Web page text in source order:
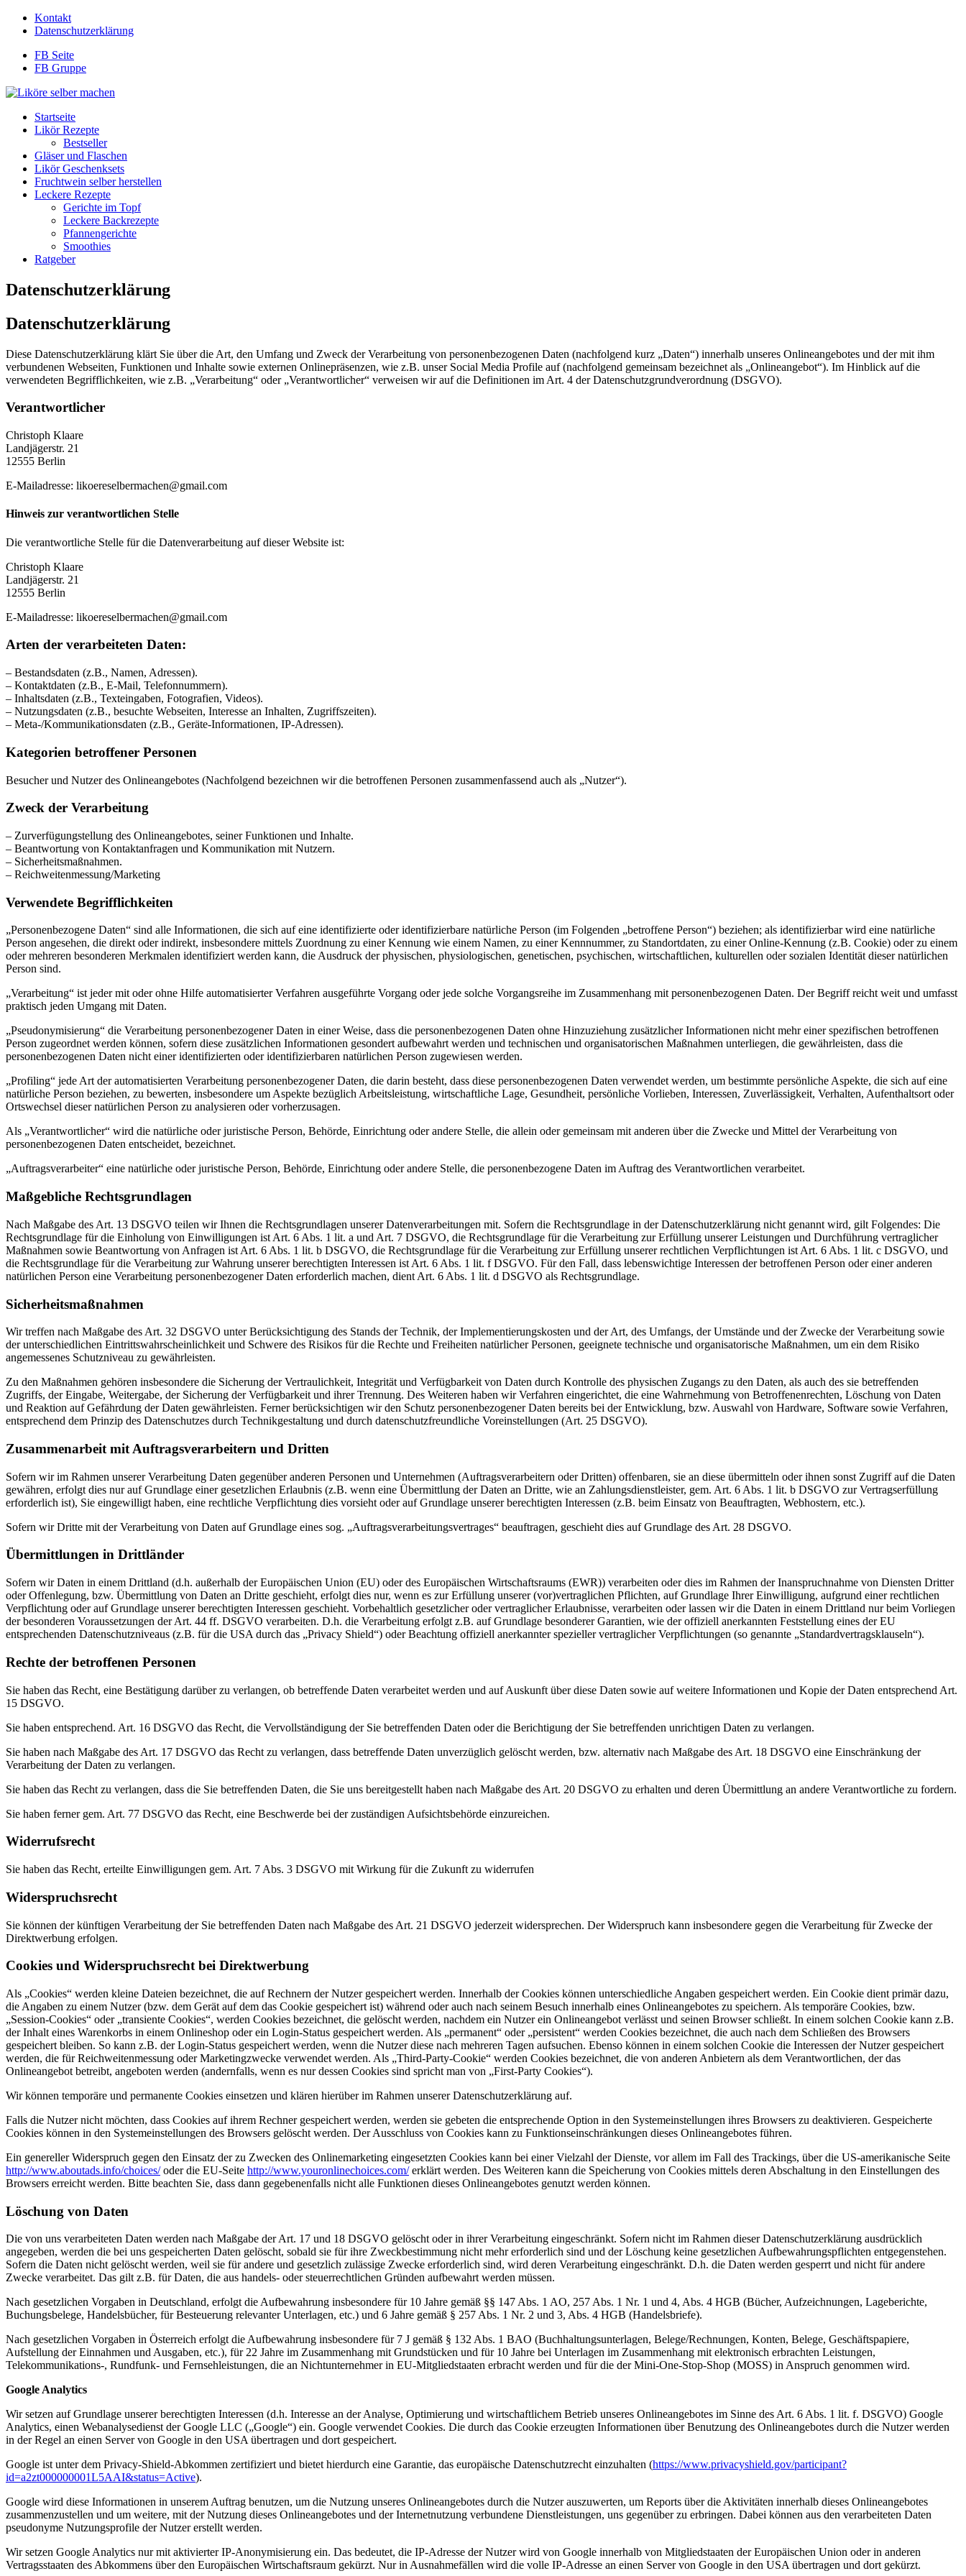
Kontakt
Datenschutzerklärung
FB Seite
FB Gruppe
Startseite
Likör Rezepte
Bestseller
Gläser und Flaschen
Likör Geschenksets
Fruchtwein selber herstellen
Leckere Rezepte
Gerichte im Topf
Leckere Backrezepte
Pfannengerichte
Smoothies
Ratgeber
Datenschutzerklärung
Datenschutzerklärung
Diese Datenschutzerklärung klärt Sie über die Art, den Umfang und Zweck der Verarbeitung von personenbezogenen Daten (nachfolgend kurz „Daten“) innerhalb unseres Onlineangebotes und der mit ihm
verbundenen Webseiten, Funktionen und Inhalte sowie externen Onlinepräsenzen, wie z.B. unser Social Media Profile auf (nachfolgend gemeinsam bezeichnet als „Onlineangebot“). Im Hinblick auf die
verwendeten Begrifflichkeiten, wie z.B. „Verarbeitung“ oder „Verantwortlicher“ verweisen wir auf die Definitionen im Art. 4 der Datenschutzgrundverordnung (DSGVO).
Verantwortlicher
Christoph Klaare
Landjägerstr. 21
12555 Berlin
E-Mailadresse: likoereselbermachen@gmail.com
Hinweis zur verantwortlichen Stelle
Die verantwortliche Stelle für die Datenverarbeitung auf dieser Website ist:
Christoph Klaare
Landjägerstr. 21
12555 Berlin
E-Mailadresse: likoereselbermachen@gmail.com
Arten der verarbeiteten Daten:
– Bestandsdaten (z.B., Namen, Adressen).
– Kontaktdaten (z.B., E-Mail, Telefonnummern).
– Inhaltsdaten (z.B., Texteingaben, Fotografien, Videos).
– Nutzungsdaten (z.B., besuchte Webseiten, Interesse an Inhalten, Zugriffszeiten).
– Meta-/Kommunikationsdaten (z.B., Geräte-Informationen, IP-Adressen).
Kategorien betroffener Personen
Besucher und Nutzer des Onlineangebotes (Nachfolgend bezeichnen wir die betroffenen Personen zusammenfassend auch als „Nutzer“).
Zweck der Verarbeitung
– Zurverfügungstellung des Onlineangebotes, seiner Funktionen und Inhalte.
– Beantwortung von Kontaktanfragen und Kommunikation mit Nutzern.
– Sicherheitsmaßnahmen.
– Reichweitenmessung/Marketing
Verwendete Begrifflichkeiten
„Personenbezogene Daten“ sind alle Informationen, die sich auf eine identifizierte oder identifizierbare natürliche Person (im Folgenden „betroffene Person“) beziehen; als identifizierbar wird eine natürliche
Person angesehen, die direkt oder indirekt, insbesondere mittels Zuordnung zu einer Kennung wie einem Namen, zu einer Kennnummer, zu Standortdaten, zu einer Online-Kennung (z.B. Cookie) oder zu einem
oder mehreren besonderen Merkmalen identifiziert werden kann, die Ausdruck der physischen, physiologischen, genetischen, psychischen, wirtschaftlichen, kulturellen oder sozialen Identität dieser natürlichen
Person sind.
„Verarbeitung“ ist jeder mit oder ohne Hilfe automatisierter Verfahren ausgeführte Vorgang oder jede solche Vorgangsreihe im Zusammenhang mit personenbezogenen Daten. Der Begriff reicht weit und umfasst
praktisch jeden Umgang mit Daten.
„Pseudonymisierung“ die Verarbeitung personenbezogener Daten in einer Weise, dass die personenbezogenen Daten ohne Hinzuziehung zusätzlicher Informationen nicht mehr einer spezifischen betroffenen
Person zugeordnet werden können, sofern diese zusätzlichen Informationen gesondert aufbewahrt werden und technischen und organisatorischen Maßnahmen unterliegen, die gewährleisten, dass die
personenbezogenen Daten nicht einer identifizierten oder identifizierbaren natürlichen Person zugewiesen werden.
„Profiling“ jede Art der automatisierten Verarbeitung personenbezogener Daten, die darin besteht, dass diese personenbezogenen Daten verwendet werden, um bestimmte persönliche Aspekte, die sich auf eine
natürliche Person beziehen, zu bewerten, insbesondere um Aspekte bezüglich Arbeitsleistung, wirtschaftliche Lage, Gesundheit, persönliche Vorlieben, Interessen, Zuverlässigkeit, Verhalten, Aufenthaltsort oder
Ortswechsel dieser natürlichen Person zu analysieren oder vorherzusagen.
Als „Verantwortlicher“ wird die natürliche oder juristische Person, Behörde, Einrichtung oder andere Stelle, die allein oder gemeinsam mit anderen über die Zwecke und Mittel der Verarbeitung von
personenbezogenen Daten entscheidet, bezeichnet.
„Auftragsverarbeiter“ eine natürliche oder juristische Person, Behörde, Einrichtung oder andere Stelle, die personenbezogene Daten im Auftrag des Verantwortlichen verarbeitet.
Maßgebliche Rechtsgrundlagen
Nach Maßgabe des Art. 13 DSGVO teilen wir Ihnen die Rechtsgrundlagen unserer Datenverarbeitungen mit. Sofern die Rechtsgrundlage in der Datenschutzerklärung nicht genannt wird, gilt Folgendes: Die
Rechtsgrundlage für die Einholung von Einwilligungen ist Art. 6 Abs. 1 lit. a und Art. 7 DSGVO, die Rechtsgrundlage für die Verarbeitung zur Erfüllung unserer Leistungen und Durchführung vertraglicher
Maßnahmen sowie Beantwortung von Anfragen ist Art. 6 Abs. 1 lit. b DSGVO, die Rechtsgrundlage für die Verarbeitung zur Erfüllung unserer rechtlichen Verpflichtungen ist Art. 6 Abs. 1 lit. c DSGVO, und
die Rechtsgrundlage für die Verarbeitung zur Wahrung unserer berechtigten Interessen ist Art. 6 Abs. 1 lit. f DSGVO. Für den Fall, dass lebenswichtige Interessen der betroffenen Person oder einer anderen
natürlichen Person eine Verarbeitung personenbezogener Daten erforderlich machen, dient Art. 6 Abs. 1 lit. d DSGVO als Rechtsgrundlage.
Sicherheitsmaßnahmen
Wir treffen nach Maßgabe des Art. 32 DSGVO unter Berücksichtigung des Stands der Technik, der Implementierungskosten und der Art, des Umfangs, der Umstände und der Zwecke der Verarbeitung sowie
der unterschiedlichen Eintrittswahrscheinlichkeit und Schwere des Risikos für die Rechte und Freiheiten natürlicher Personen, geeignete technische und organisatorische Maßnahmen, um ein dem Risiko
angemessenes Schutzniveau zu gewährleisten.
Zu den Maßnahmen gehören insbesondere die Sicherung der Vertraulichkeit, Integrität und Verfügbarkeit von Daten durch Kontrolle des physischen Zugangs zu den Daten, als auch des sie betreffenden
Zugriffs, der Eingabe, Weitergabe, der Sicherung der Verfügbarkeit und ihrer Trennung. Des Weiteren haben wir Verfahren eingerichtet, die eine Wahrnehmung von Betroffenenrechten, Löschung von Daten
und Reaktion auf Gefährdung der Daten gewährleisten. Ferner berücksichtigen wir den Schutz personenbezogener Daten bereits bei der Entwicklung, bzw. Auswahl von Hardware, Software sowie Verfahren,
entsprechend dem Prinzip des Datenschutzes durch Technikgestaltung und durch datenschutzfreundliche Voreinstellungen (Art. 25 DSGVO).
Zusammenarbeit mit Auftragsverarbeitern und Dritten
Sofern wir im Rahmen unserer Verarbeitung Daten gegenüber anderen Personen und Unternehmen (Auftragsverarbeitern oder Dritten) offenbaren, sie an diese übermitteln oder ihnen sonst Zugriff auf die Daten
gewähren, erfolgt dies nur auf Grundlage einer gesetzlichen Erlaubnis (z.B. wenn eine Übermittlung der Daten an Dritte, wie an Zahlungsdienstleister, gem. Art. 6 Abs. 1 lit. b DSGVO zur Vertragserfüllung
erforderlich ist), Sie eingewilligt haben, eine rechtliche Verpflichtung dies vorsieht oder auf Grundlage unserer berechtigten Interessen (z.B. beim Einsatz von Beauftragten, Webhostern, etc.).
Sofern wir Dritte mit der Verarbeitung von Daten auf Grundlage eines sog. „Auftragsverarbeitungsvertrages“ beauftragen, geschieht dies auf Grundlage des Art. 28 DSGVO.
Übermittlungen in Drittländer
Sofern wir Daten in einem Drittland (d.h. außerhalb der Europäischen Union (EU) oder des Europäischen Wirtschaftsraums (EWR)) verarbeiten oder dies im Rahmen der Inanspruchnahme von Diensten Dritter
oder Offenlegung, bzw. Übermittlung von Daten an Dritte geschieht, erfolgt dies nur, wenn es zur Erfüllung unserer (vor)vertraglichen Pflichten, auf Grundlage Ihrer Einwilligung, aufgrund einer rechtlichen
Verpflichtung oder auf Grundlage unserer berechtigten Interessen geschieht. Vorbehaltlich gesetzlicher oder vertraglicher Erlaubnisse, verarbeiten oder lassen wir die Daten in einem Drittland nur beim Vorliegen
der besonderen Voraussetzungen der Art. 44 ff. DSGVO verarbeiten. D.h. die Verarbeitung erfolgt z.B. auf Grundlage besonderer Garantien, wie der offiziell anerkannten Feststellung eines der EU
entsprechenden Datenschutzniveaus (z.B. für die USA durch das „Privacy Shield“) oder Beachtung offiziell anerkannter spezieller vertraglicher Verpflichtungen (so genannte „Standardvertragsklauseln“).
Rechte der betroffenen Personen
Sie haben das Recht, eine Bestätigung darüber zu verlangen, ob betreffende Daten verarbeitet werden und auf Auskunft über diese Daten sowie auf weitere Informationen und Kopie der Daten entsprechend Art.
15 DSGVO.
Sie haben entsprechend. Art. 16 DSGVO das Recht, die Vervollständigung der Sie betreffenden Daten oder die Berichtigung der Sie betreffenden unrichtigen Daten zu verlangen.
Sie haben nach Maßgabe des Art. 17 DSGVO das Recht zu verlangen, dass betreffende Daten unverzüglich gelöscht werden, bzw. alternativ nach Maßgabe des Art. 18 DSGVO eine Einschränkung der
Verarbeitung der Daten zu verlangen.
Sie haben das Recht zu verlangen, dass die Sie betreffenden Daten, die Sie uns bereitgestellt haben nach Maßgabe des Art. 20 DSGVO zu erhalten und deren Übermittlung an andere Verantwortliche zu fordern.
Sie haben ferner gem. Art. 77 DSGVO das Recht, eine Beschwerde bei der zuständigen Aufsichtsbehörde einzureichen.
Widerrufsrecht
Sie haben das Recht, erteilte Einwilligungen gem. Art. 7 Abs. 3 DSGVO mit Wirkung für die Zukunft zu widerrufen
Widerspruchsrecht
Sie können der künftigen Verarbeitung der Sie betreffenden Daten nach Maßgabe des Art. 21 DSGVO jederzeit widersprechen. Der Widerspruch kann insbesondere gegen die Verarbeitung für Zwecke der
Direktwerbung erfolgen.
Cookies und Widerspruchsrecht bei Direktwerbung
Als „Cookies“ werden kleine Dateien bezeichnet, die auf Rechnern der Nutzer gespeichert werden. Innerhalb der Cookies können unterschiedliche Angaben gespeichert werden. Ein Cookie dient primär dazu,
die Angaben zu einem Nutzer (bzw. dem Gerät auf dem das Cookie gespeichert ist) während oder auch nach seinem Besuch innerhalb eines Onlineangebotes zu speichern. Als temporäre Cookies, bzw.
„Session-Cookies“ oder „transiente Cookies“, werden Cookies bezeichnet, die gelöscht werden, nachdem ein Nutzer ein Onlineangebot verlässt und seinen Browser schließt. In einem solchen Cookie kann z.B.
der Inhalt eines Warenkorbs in einem Onlineshop oder ein Login-Status gespeichert werden. Als „permanent“ oder „persistent“ werden Cookies bezeichnet, die auch nach dem Schließen des Browsers
gespeichert bleiben. So kann z.B. der Login-Status gespeichert werden, wenn die Nutzer diese nach mehreren Tagen aufsuchen. Ebenso können in einem solchen Cookie die Interessen der Nutzer gespeichert
werden, die für Reichweitenmessung oder Marketingzwecke verwendet werden. Als „Third-Party-Cookie“ werden Cookies bezeichnet, die von anderen Anbietern als dem Verantwortlichen, der das
Onlineangebot betreibt, angeboten werden (andernfalls, wenn es nur dessen Cookies sind spricht man von „First-Party Cookies“).
Wir können temporäre und permanente Cookies einsetzen und klären hierüber im Rahmen unserer Datenschutzerklärung auf.
Falls die Nutzer nicht möchten, dass Cookies auf ihrem Rechner gespeichert werden, werden sie gebeten die entsprechende Option in den Systemeinstellungen ihres Browsers zu deaktivieren. Gespeicherte
Cookies können in den Systemeinstellungen des Browsers gelöscht werden. Der Ausschluss von Cookies kann zu Funktionseinschränkungen dieses Onlineangebotes führen.
Ein genereller Widerspruch gegen den Einsatz der zu Zwecken des Onlinemarketing eingesetzten Cookies kann bei einer Vielzahl der Dienste, vor allem im Fall des Trackings, über die US-amerikanische Seite
http://www.aboutads.info/choices/oder die EU-Seite http://www.youronlinechoices.com/erklärt werden. Des Weiteren kann die Speicherung von Cookies mittels deren Abschaltung in den Einstellungen des
Browsers erreicht werden. Bitte beachten Sie, dass dann gegebenenfalls nicht alle Funktionen dieses Onlineangebotes genutzt werden können.
Löschung von Daten
Die von uns verarbeiteten Daten werden nach Maßgabe der Art. 17 und 18 DSGVO gelöscht oder in ihrer Verarbeitung eingeschränkt. Sofern nicht im Rahmen dieser Datenschutzerklärung ausdrücklich
angegeben, werden die bei uns gespeicherten Daten gelöscht, sobald sie für ihre Zweckbestimmung nicht mehr erforderlich sind und der Löschung keine gesetzlichen Aufbewahrungspflichten entgegenstehen.
Sofern die Daten nicht gelöscht werden, weil sie für andere und gesetzlich zulässige Zwecke erforderlich sind, wird deren Verarbeitung eingeschränkt. D.h. die Daten werden gesperrt und nicht für andere
Zwecke verarbeitet. Das gilt z.B. für Daten, die aus handels- oder steuerrechtlichen Gründen aufbewahrt werden müssen.
Nach gesetzlichen Vorgaben in Deutschland, erfolgt die Aufbewahrung insbesondere für 10 Jahre gemäß §§ 147 Abs. 1 AO, 257 Abs. 1 Nr. 1 und 4, Abs. 4 HGB (Bücher, Aufzeichnungen, Lageberichte,
Buchungsbelege, Handelsbücher, für Besteuerung relevanter Unterlagen, etc.) und 6 Jahre gemäß § 257 Abs. 1 Nr. 2 und 3, Abs. 4 HGB (Handelsbriefe).
Nach gesetzlichen Vorgaben in Österreich erfolgt die Aufbewahrung insbesondere für 7 J gemäß § 132 Abs. 1 BAO (Buchhaltungsunterlagen, Belege/Rechnungen, Konten, Belege, Geschäftspapiere,
Aufstellung der Einnahmen und Ausgaben, etc.), für 22 Jahre im Zusammenhang mit Grundstücken und für 10 Jahre bei Unterlagen im Zusammenhang mit elektronisch erbrachten Leistungen,
Telekommunikations-, Rundfunk- und Fernsehleistungen, die an Nichtunternehmer in EU-Mitgliedstaaten erbracht werden und für die der Mini-One-Stop-Shop (MOSS) in Anspruch genommen wird.
Google Analytics
Wir setzen auf Grundlage unserer berechtigten Interessen (d.h. Interesse an der Analyse, Optimierung und wirtschaftlichem Betrieb unseres Onlineangebotes im Sinne des Art. 6 Abs. 1 lit. f. DSGVO) Google
Analytics, einen Webanalysedienst der Google LLC („Google“) ein. Google verwendet Cookies. Die durch das Cookie erzeugten Informationen über Benutzung des Onlineangebotes durch die Nutzer werden
in der Regel an einen Server von Google in den USA übertragen und dort gespeichert.
Google ist unter dem Privacy-Shield-Abkommen zertifiziert und bietet hierdurch eine Garantie, das europäische Datenschutzrecht einzuhalten (https://www.privacyshield.gov/participant?
id=a2zt000000001L5AAI&status=Active).
Google wird diese Informationen in unserem Auftrag benutzen, um die Nutzung unseres Onlineangebotes durch die Nutzer auszuwerten, um Reports über die Aktivitäten innerhalb dieses Onlineangebotes
zusammenzustellen und um weitere, mit der Nutzung dieses Onlineangebotes und der Internetnutzung verbundene Dienstleistungen, uns gegenüber zu erbringen. Dabei können aus den verarbeiteten Daten
pseudonyme Nutzungsprofile der Nutzer erstellt werden.
Wir setzen Google Analytics nur mit aktivierter IP-Anonymisierung ein. Das bedeutet, die IP-Adresse der Nutzer wird von Google innerhalb von Mitgliedstaaten der Europäischen Union oder in anderen
Vertragsstaaten des Abkommens über den Europäischen Wirtschaftsraum gekürzt. Nur in Ausnahmefällen wird die volle IP-Adresse an einen Server von Google in den USA übertragen und dort gekürzt.